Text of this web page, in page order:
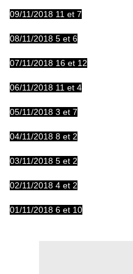
09/11/2018 11 et 7
08/11/2018 5 et 6
07/11/2018 16 et 12
06/11/2018 11 et 4
05/11/2018 3 et 7
04/11/2018 8 et 2
03/11/2018 5 et 2
02/11/2018 4 et 2
01/11/2018 6 et 10